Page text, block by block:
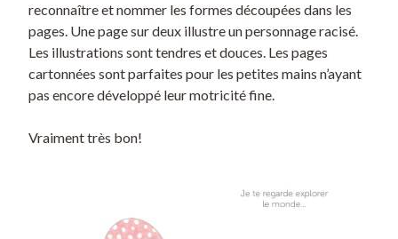
reconnaître et nommer les formes découpées dans les
pages. Une page sur deux illustre un personnage racisé.
Les illustrations sont tendres et douces. Les pages
cartonnées sont parfaites pour les petites mains n’ayant
pas encore développé leur motricité fine.
Vraiment très bon!